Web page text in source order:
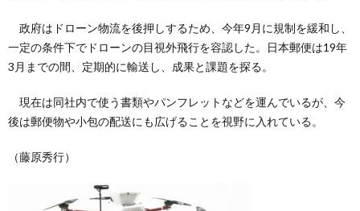
政府はドローン物流を後押しするため、今年9月に規制を緩和し、
一定の条件下でドローンの目視外飛行を容認した。日本郵便は19年
3月までの間、定期的に輸送し、成果と課題を探る。
現在は同社内で使う書類やパンフレットなどを運んでいるが、今
後は郵便物や小包の配送にも広げることを視野に入れている。
（藤原秀行）